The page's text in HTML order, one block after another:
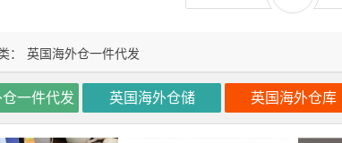
： 英国海外仓一件代发
一件代发 英国海外仓储 英国海外仓库